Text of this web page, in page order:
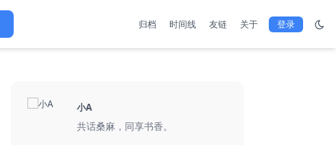
归档 时间线 友链 关于 登录
小A
共话桑麻，同享书香。